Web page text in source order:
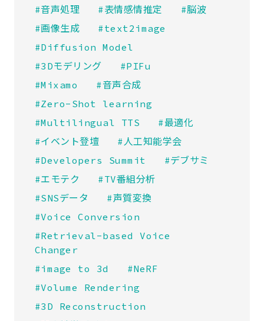
#音声処理
#表情感情推定
#脳波
#画像生成
#text2image
#Diffusion Model
#3Dモデリング
#PIFu
#Mixamo
#音声合成
#Zero-Shot learning
#Multilingual TTS
#最適化
#イベント登壇
#人工知能学会
#Developers Summit
#デブサミ
#エモテク
#TV番組分析
#SNSデータ
#声質変換
#Voice Conversion
#Retrieval-based Voice
Changer
#image to 3d
#NeRF
#Volume Rendering
#3D Reconstruction